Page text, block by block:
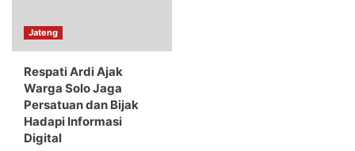
Jateng
Respati Ardi Ajak
Warga Solo Jaga
Persatuan dan Bijak
Hadapi Informasi
Digital